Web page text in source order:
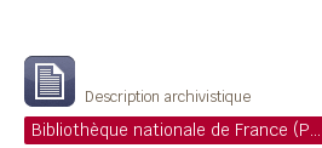
Description archivistique
Bibliothèque nationale de France (Paris)